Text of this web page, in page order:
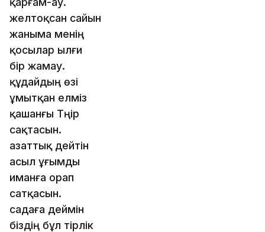
желтоқсан сайын
жаныма менің
қосылар ылғи
бір жамау.
құдайдың өзі
ұмытқан елміз
қашанғы Тәңір
сақтасын.
азаттық дейтін
асыл ұғымды
иманға орап
сатқасын.
садаға деймін
біздің бұл тірлік